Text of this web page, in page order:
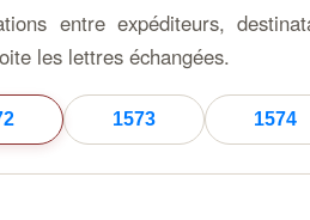
entre expéditeurs,
les lettres échangées.
1573 1574